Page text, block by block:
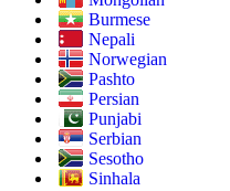
Burmese
Nepali
Norwegian
Pashto
Persian
Punjabi
Serbian
Sesotho
Sinhala